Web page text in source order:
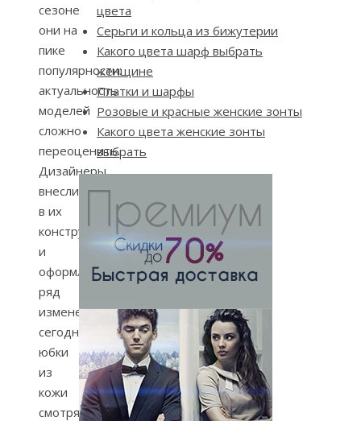
сезоне
они на
пике
популярности:
актуальность
моделей
сложно
переоценить.
Дизайнеры
внесли
в их
конструкцию
и
оформление
ряд
изменений:
сегодня
юбки
из
кожи
смотрятся
цвета
Серьги и кольца из бижутерии
Какого цвета шарф выбрать
женщине
Платки и шарфы
Розовые и красные женские зонты
Какого цвета женские зонты
выбрать